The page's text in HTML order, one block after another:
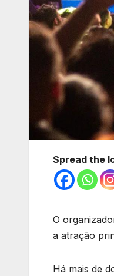
Spread the
O
a atração
Há mais de